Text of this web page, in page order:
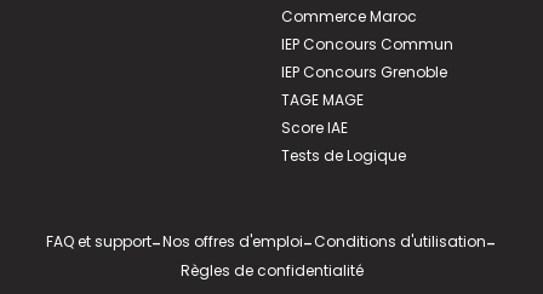
Commerce Maroc
IEP Concours Commun
IEP Concours Grenoble
TAGE MAGE
Score IAE
Tests de Logique
FAQ et support-Nos offres d'emploi-Conditions d'utilisation-
Règles de confidentialité